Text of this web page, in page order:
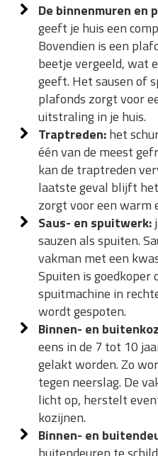
De binnenmuren en
geeft je huis een
Bovendien is een
beetje vergeeld, wat
geeft. Het sausen of
plafonds zorgt voor
uitstraling in je huis.
Traptreden:het
één van de meest
kan de traptreden
laatste geval blijft
zorgt voor een warm
Saus- en spuitwerk:
sauzen als spuiten.
vakman met een
Spuiten is goedkoper
spuitmachine in
wordt gespoten.
Binnen- en
eens in de 7 tot 10
gelakt worden. Zo
tegen neerslag. De
licht op, herstelt
kozijnen.
Binnen- en